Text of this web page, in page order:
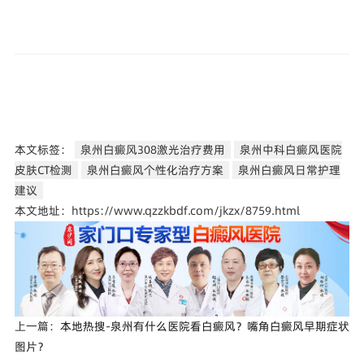
本文标签： 泉州白癜风308激光治疗费用
泉州中科白癜风医院
皮肤CT检测
泉州白癜风个性化治疗方案
泉州白癜风日常护理
建议
本文地址：https://www.qzzkbdf.com/jkzx/8759.html
上一篇： 本地热搜-泉州有什么医院看白癜风？嘴角白癜风早期症状
图片？